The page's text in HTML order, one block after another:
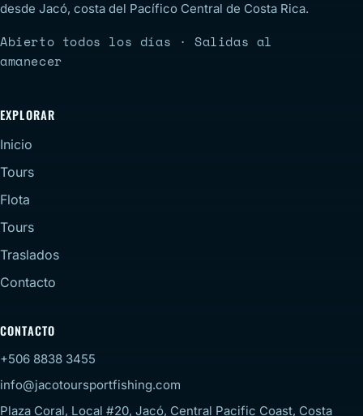
desde Jacó, costa del Pacífico Central de Costa Rica.
Abierto todos los días · Salidas al
amanecer
EXPLORAR
Inicio
Tours
Flota
Tours
Traslados
Contacto
CONTACTO
+506 8838 3455
info@jacotoursportfishing.com
Plaza Coral, Local #20, Jacó, Central Pacific Coast, Costa